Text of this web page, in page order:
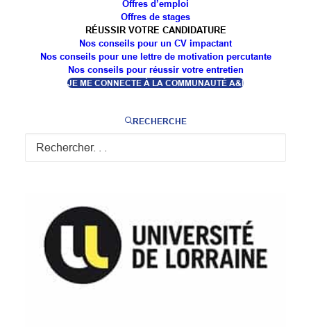
Offres d’emploi
Offres de stages
RÉUSSIR VOTRE CANDIDATURE
Nos conseils pour un CV impactant
Nos conseils pour une lettre de motivation percutante
Nos conseils pour réussir votre entretien
JE ME CONNECTE À LA COMMUNAUTÉ A&I
RECHERCHE